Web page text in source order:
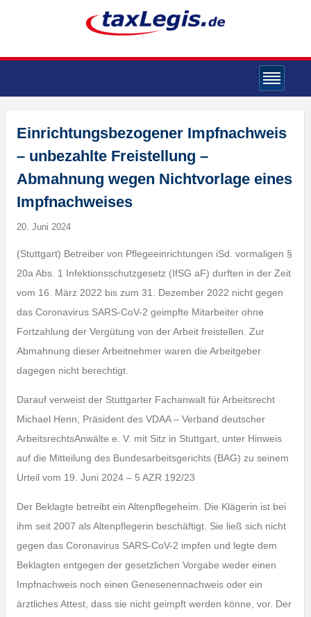
Einrichtungsbezogener Impfnachweis
– unbezahlte Freistellung –
Abmahnung wegen Nichtvorlage eines
Impfnachweises
20. Juni 2024
(Stuttgart) Betreiber von Pflegeeinrichtungen iSd. vormaligen §
20a Abs. 1 Infektionsschutzgesetz (IfSG aF) durften in der Zeit
vom 16. März 2022 bis zum 31. Dezember 2022 nicht gegen
das Coronavirus SARS-CoV-2 geimpfte Mitarbeiter ohne
Fortzahlung der Vergütung von der Arbeit freistellen. Zur
Abmahnung dieser Arbeitnehmer waren die Arbeitgeber
dagegen nicht berechtigt.
Darauf verweist der Stuttgarter Fachanwalt für Arbeitsrecht
Michael Henn, Präsident des VDAA – Verband deutscher
ArbeitsrechtsAnwälte e. V. mit Sitz in Stuttgart, unter Hinweis
auf die Mitteilung des Bundesarbeitsgerichts (BAG) zu seinem
Urteil vom 19. Juni 2024 – 5 AZR 192/23
Der Beklagte betreibt ein Altenpflegeheim. Die Klägerin ist bei
ihm seit 2007 als Altenpflegerin beschäftigt. Sie ließ sich nicht
gegen das Coronavirus SARS-CoV-2 impfen und legte dem
Beklagten entgegen der gesetzlichen Vorgabe weder einen
Impfnachweis noch einen Genesenennachweis oder ein
ärztliches Attest, dass sie nicht geimpft werden könne, vor. Der